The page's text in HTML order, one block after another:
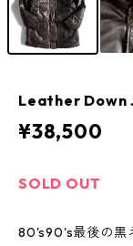
Leather Down
¥38,500
SOLD OUT
80's90's最後の黒